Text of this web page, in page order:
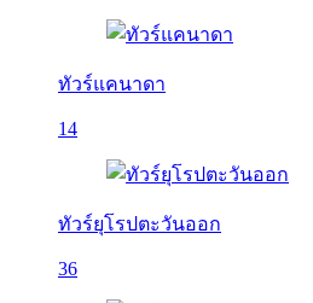
ทัวร์แคนาดา
14
ทัวร์ยุโรปตะวันออก
36